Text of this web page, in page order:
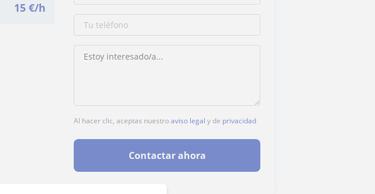
15 €/h
Al hacer clic, aceptas nuestroaviso legal y de privacidad
Contactar ahora